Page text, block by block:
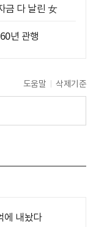
금 다 날린 女
년 관행
도움말 삭제기준
에 내놨다